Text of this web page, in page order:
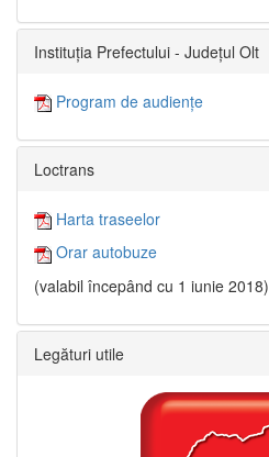
Instituția Prefectului - Județul Olt
Program de audiențe
Loctrans
Harta traseelor
Orar autobuze
(valabil începând cu 1 iunie 2018)
Legături utile